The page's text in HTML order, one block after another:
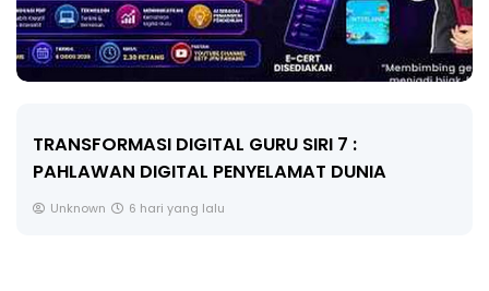
MAJLIS ANUGERAH FFK (FESTIVAL LENSA
PENDIDIKAN - FLeP) 2026
Unknown 7 hari yang lalu